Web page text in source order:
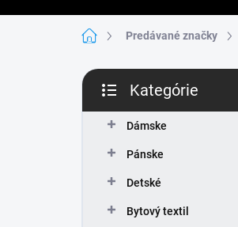
DomovPredávané značky
B
č
kategórie
Kategórie
Dámske
Pánske
Detské
Bytový textil